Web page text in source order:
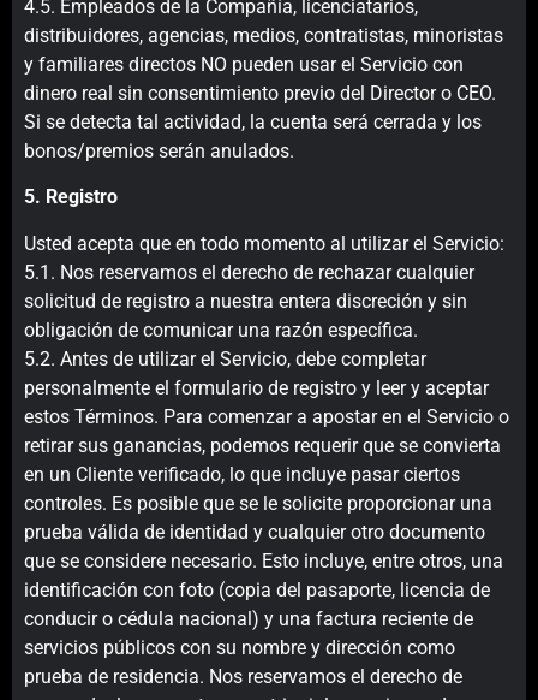
4.5. Empleados de la Compañía, licenciatarios,
distribuidores, agencias, medios, contratistas, minoristas
y familiares directos NO pueden usar el Servicio con
dinero real sin consentimiento previo del Director o CEO.
Si se detecta tal actividad, la cuenta será cerrada y los
bonos/premios serán anulados.
5. Registro
Usted acepta que en todo momento al utilizar el Servicio:
5.1. Nos reservamos el derecho de rechazar cualquier
solicitud de registro a nuestra entera discreción y sin
obligación de comunicar una razón específica.
5.2. Antes de utilizar el Servicio, debe completar
personalmente el formulario de registro y leer y aceptar
estos Términos. Para comenzar a apostar en el Servicio o
retirar sus ganancias, podemos requerir que se convierta
en un Cliente verificado, lo que incluye pasar ciertos
controles. Es posible que se le solicite proporcionar una
prueba válida de identidad y cualquier otro documento
que se considere necesario. Esto incluye, entre otros, una
identificación con foto (copia del pasaporte, licencia de
conducir o cédula nacional) y una factura reciente de
servicios públicos con su nombre y dirección como
prueba de residencia. Nos reservamos el derecho de